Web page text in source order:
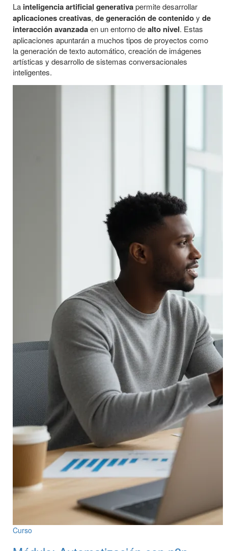
La inteligencia artificial generativapermite desarrollar
aplicacionescreativas, de generación de contenidoy de
interacción avanzadaen un entorno dealto nivel. Estas
aplicaciones apuntarán a muchos tipos de proyectos como
la generación de texto automático, creación de imágenes
artísticas y desarrollo de sistemas conversacionales
inteligentes.
Curso